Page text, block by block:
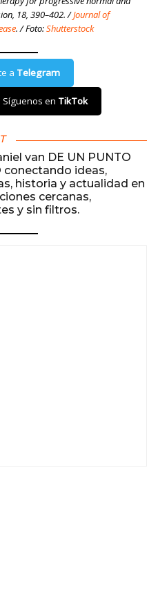
18, 390–402. /Journal of
. / Foto:Shutterstock
a Telegram
Síguenos en TikTok
van DE UN PUNTO
conectando ideas,
historia y actualidad en
cercanas,
y sin filtros.